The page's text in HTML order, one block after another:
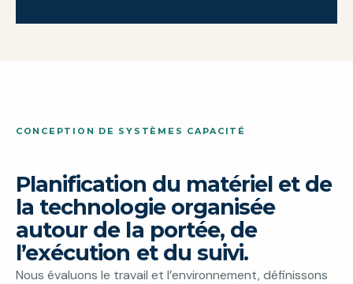
CONCEPTION DE SYSTÈMES CAPACITÉ
Planification du matériel et de
la technologie organisée
autour de la portée, de
l’exécution et du suivi.
Nous évaluons le travail et l’environnement, définissons